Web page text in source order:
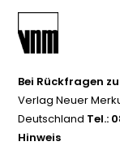
Bei Rückfragen
Verlag Neuer
Deutschland Tel.:
Hinweis